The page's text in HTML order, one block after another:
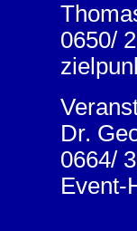
0650/
Dr.
0664/
Event-